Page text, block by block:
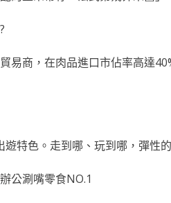
易商，在肉品進口市佔率高達
遊特色。走到哪、玩到哪，彈性
辦公涮嘴零食NO.1